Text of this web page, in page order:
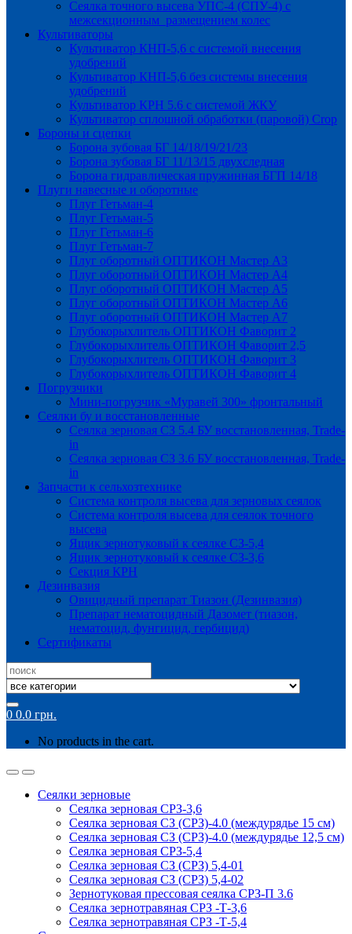
Сеялка точного высева УПС-4 (СПУ-4) с
межсекционным размещением колес
Культиваторы
Культиватор КНП-5,6 с системой внесения
удобрений
Культиватор КНП-5,6 без системы внесения
удобрений
Культиватор КРН 5.6 с системой ЖКУ
Культиватор сплошной обработки (паровой) Crop
Бороны и сцепки
Борона зубовая БГ 14/18/19/21/23
Борона зубовая БГ 11/13/15 двухследная
Борона гидравлическая пружинная БГП 14/18
Плуги навесные и оборотные
Плуг Гетьман-4
Плуг Гетьман-5
Плуг Гетьман-6
Плуг Гетьман-7
Плуг оборотный ОПТИКОН Мастер А3
Плуг оборотный ОПТИКОН Мастер А4
Плуг оборотный ОПТИКОН Мастер А5
Плуг оборотный ОПТИКОН Мастер А6
Плуг оборотный ОПТИКОН Мастер А7
Глубокорыхлитель ОПТИКОН Фаворит 2
Глубокорыхлитель ОПТИКОН Фаворит 2,5
Глубокорыхлитель ОПТИКОН Фаворит 3
Глубокорыхлитель ОПТИКОН Фаворит 4
Погрузчики
Мини-погрузчик «Муравей 300» фронтальный
Сеялки бу и восстановленные
Сеялка зерновая СЗ 5.4 БУ восстановленная, Trade-
in
Сеялка зерновая СЗ 3.6 БУ восстановленная, Trade-
in
Запчасти к сельхозтехнике
Система контроля высева для зерновых сеялок
Система контроля высева для сеялок точного
высева
Ящик зернотуковый к сеялке СЗ-5,4
Ящик зернотуковый к сеялке СЗ-3,6
Секция КРН
Дезинвазия
Овицидный препарат Тиазон (Дезинвазия)
Препарат нематоцидный Дазомет (тиазон,
нематоцид, фунгицид, гербицид)
Сертификаты
Search
for:
0 0.0 грн.
No products in the cart.
Сеялки зерновые
Сеялка зерновая СРЗ-3,6
Сеялка зерновая СЗ (СРЗ)-4.0 (междурядье 15 см)
Сеялка зерновая СЗ (СРЗ)-4.0 (междурядье 12,5 см)
Сеялка зерновая СРЗ-5,4
Сеялка зерновая СЗ (СРЗ) 5,4-01
Сеялка зерновая СЗ (СРЗ) 5,4-02
Зернотуковая прессовая сеялка СРЗ-П 3.6
Сеялка зернотравяная СРЗ -Т-3,6
Сеялка зернотравяная СРЗ -Т-5,4